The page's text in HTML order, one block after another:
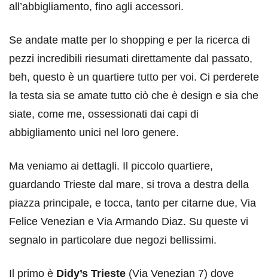
all’abbigliamento, fino agli accessori.
Se andate matte per lo shopping e per la ricerca di
pezzi incredibili riesumati direttamente dal passato,
beh, questo è un quartiere tutto per voi. Ci perderete
la testa sia se amate tutto ciò che è design e sia che
siate, come me, ossessionati dai capi di
abbigliamento unici nel loro genere.
Ma veniamo ai dettagli. Il piccolo quartiere,
guardando Trieste dal mare, si trova a destra della
piazza principale, e tocca, tanto per citarne due, Via
Felice Venezian e Via Armando Diaz. Su queste vi
segnalo in particolare due negozi bellissimi.
Il primo è Didy’s Trieste (Via Venezian 7) dove